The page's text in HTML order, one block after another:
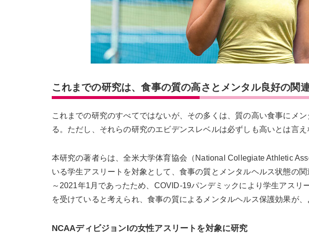
これまでの研究は、食事の質の高さとメンタル良好の関
これまでの研究のすべてではないが、その多くは、質の高い食事にメ
る。ただし、それらの研究のエビデンスレベルは必ずしも高いとは言え
本研究の著者らは、全米大学体育協会（National Collegiate Athletic
いる学生アスリートを対象として、食事の質とメンタルヘルス状態の
～2021年1月であったため、COVID-19パンデミックにより学生アスリ
を受けていると考えられ、食事の質によるメンタルヘルス保護効果が
NCAAディビジョンIの女性アスリートを対象に研究